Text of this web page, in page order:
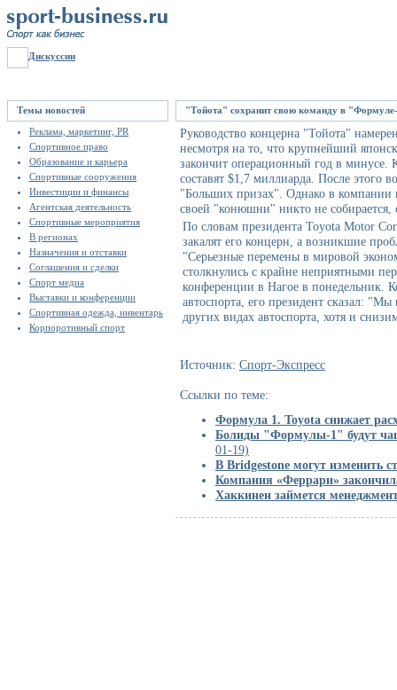
Дискуссии
Темы новостей
Реклама, маркетинг, PR
Спортивное право
Образование и карьера
Спортивные сооружения
Инвестиции и финансы
Агентская деятельность
Спортивные мероприятия
В регионах
Назначения и отставки
Соглашения и сделки
Спорт медиа
Выставки и конференции
Спортивная одежда, инвентарь
Корпоротивный спорт
"Тойота" сохранит свою команду в
Руководство концерна "Тойота"
несмотря на то, что крупнейший
закончит операционный год в минусе.
составят $1,7 миллиарда. После этого
"Больших призах". Однако в компании
своей "конюшни" никто не
По словам президента Toyota Motor
закалят его концерн, а возникшие
"Серьезные перемены в мировой
столкнулись с крайне неприятными
конференции в Нагое в понедельник.
автоспорта, его президент сказал:
других видах автоспорта, хотя и
Источник: Спорт-Экспресс
Ссылки по теме:
Формула 1. Toyota снижает
Болиды "Формулы-1" будут
01-19)
В Bridgestone могут изменить
Компания «Феррари»
Хаккинен займется